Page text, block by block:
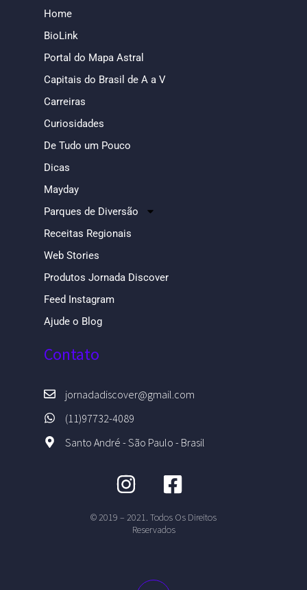
Home
BioLink
Portal do Mapa Astral
Capitais do Brasil de A a V
Carreiras
Curiosidades
De Tudo um Pouco
Dicas
Mayday
Parques de Diversão
Receitas Regionais
Web Stories
Produtos Jornada Discover
Feed Instagram
Ajude o Blog
Contato
jornadadiscover@gmail.com
(11)97732-4089
Santo André - São Paulo - Brasil
© 2019 – 2021. Todos Os Direitos
Reservados